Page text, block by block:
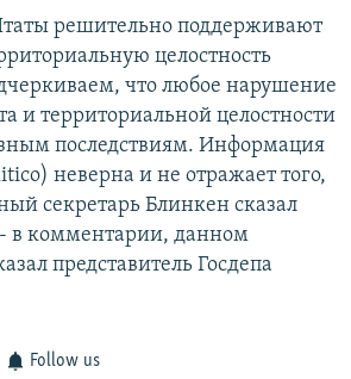
решительно поддерживают
целостность
что любое нарушение
и территориальной целостности
последствиям. Информация
неверна и не отражает того,
секретарь Блинкен сказал
в комментарии, данном
представитель Госдепа
Follow us